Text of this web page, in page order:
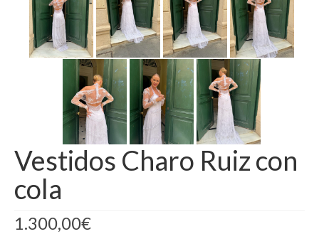
Jerseys
Kaftan
Monos
Pantalones y Shorts
Ponchos
Vestidos Largos
Vestidos Midi
Vestidos Charo Ruiz con
cola
1.300,00€